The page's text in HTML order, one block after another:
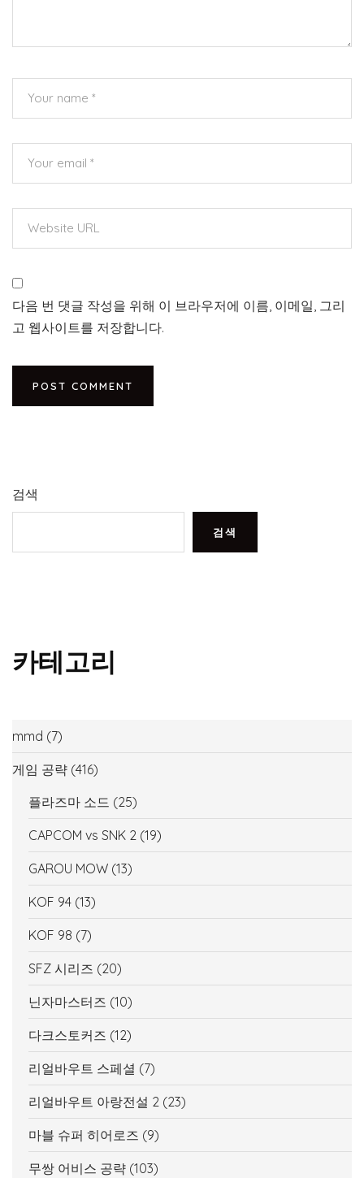
다음 번 댓글 작성을 위해 이 브라우저에 이름, 이메일, 그리
고 웹사이트를 저장합니다.
검색
검색
카테고리
mmd (7)
게임 공략 (416)
플라즈마 소드 (25)
CAPCOM vs SNK 2 (19)
GAROU MOW (13)
KOF 94 (13)
KOF 98 (7)
SFZ 시리즈 (20)
닌자마스터즈 (10)
다크스토커즈 (12)
리얼바우트 스페셜 (7)
리얼바우트 아랑전설 2 (23)
마블 슈퍼 히어로즈 (9)
무쌍 어비스 공략 (103)